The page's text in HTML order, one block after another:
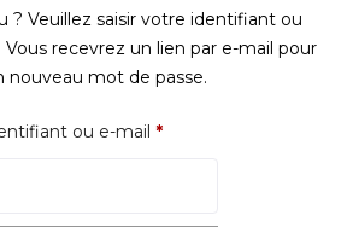
? Veuillez saisir votre identifiant ou
recevrez un lien par e-mail pour
nouveau mot de passe.
ou e-mail *Obligatoire